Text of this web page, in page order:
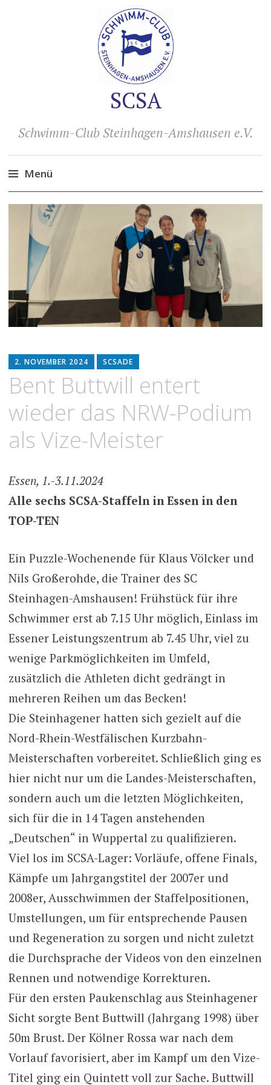
SCSA
Schwimm-Club Steinhagen-Amshausen e.V.
Menü
Zum
Inhalt
springen
2. NOVEMBER 2024 SCSADE
Bent Buttwill entert
wieder das NRW-Podium
als Vize-Meister
Essen, 1.-3.11.2024
Alle sechs SCSA-Staffeln in Essen in den
TOP-TEN
Ein Puzzle-Wochenende für Klaus Völcker und
Nils Großerohde, die Trainer des SC
Steinhagen-Amshausen! Frühstück für ihre
Schwimmer erst ab 7.15 Uhr möglich, Einlass im
Essener Leistungszentrum ab 7.45 Uhr, viel zu
wenige Parkmöglichkeiten im Umfeld,
zusätzlich die Athleten dicht gedrängt in
mehreren Reihen um das Becken!
Die Steinhagener hatten sich gezielt auf die
Nord-Rhein-Westfälischen Kurzbahn-
Meisterschaften vorbereitet. Schließlich ging es
hier nicht nur um die Landes-Meisterschaften,
sondern auch um die letzten Möglichkeiten,
sich für die in 14 Tagen anstehenden
„Deutschen“ in Wuppertal zu qualifizieren.
Viel los im SCSA-Lager: Vorläufe, offene Finals,
Kämpfe um Jahrgangstitel der 2007er und
2008er, Ausschwimmen der Staffelpositionen,
Umstellungen, um für entsprechende Pausen
und Regeneration zu sorgen und nicht zuletzt
die Durchsprache der Videos von den einzelnen
Rennen und notwendige Korrekturen.
Für den ersten Paukenschlag aus Steinhagener
Sicht sorgte Bent Buttwill (Jahrgang 1998) über
50m Brust. Der Kölner Rossa war nach dem
Vorlauf favorisiert, aber im Kampf um den Vize-
Titel ging ein Quintett voll zur Sache. Buttwill